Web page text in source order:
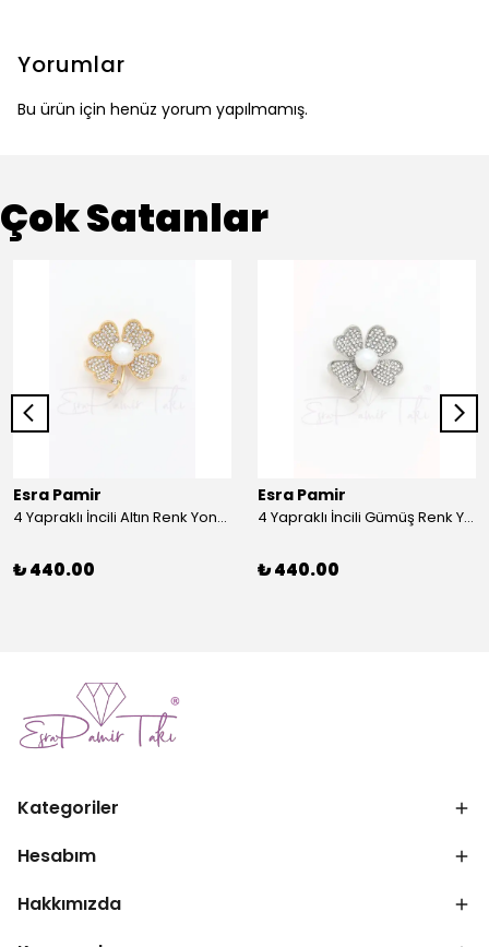
Yorumlar
Bu ürün için henüz yorum yapılmamış.
Çok Satanlar
Esra Pamir
4 Yapraklı İncili Altın Renk Yonca Broş
₺ 440.00
Esra Pamir
4 Yapraklı İncili Gümüş Renk Yonca Broş
₺ 440.00
Kategoriler
Hesabım
Hakkımızda